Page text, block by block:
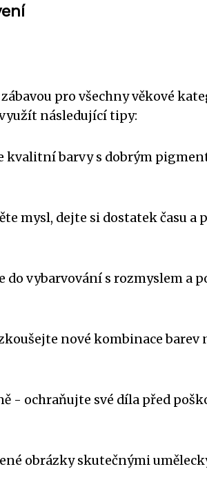
pro všechny věkové
následující tipy:
kvalitní barvy s dobrým
mysl, dejte si dostatek času a
do vybarvování s rozmyslem a
nové kombinace
- ochraňujte své díla před
obrázky skutečnými